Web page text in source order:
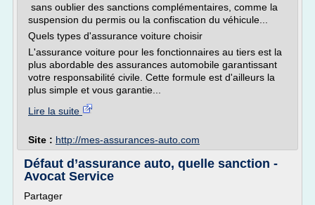
sans oublier des sanctions complémentaires, comme la
suspension du permis ou la confiscation du véhicule...
Quels types d'assurance voiture choisir
L'assurance voiture pour les fonctionnaires au tiers est la
plus abordable des assurances automobile garantissant
votre responsabilité civile. Cette formule est d'ailleurs la
plus simple et vous garantie...
Lire la suite
Site : http://mes-assurances-auto.com
Défaut d’assurance auto, quelle sanction -
Avocat Service
Partager